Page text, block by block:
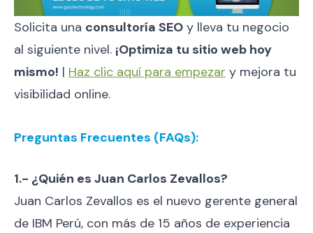
Solicita una consultoría SEO y lleva tu negocio
al siguiente nivel. ¡Optimiza tu sitio web hoy
mismo! | Haz clic aquí para empezar y mejora tu
visibilidad online.
Preguntas Frecuentes (FAQs):
1.- ¿Quién es Juan Carlos Zevallos?
Juan Carlos Zevallos es el nuevo gerente general
de IBM Perú, con más de 15 años de experiencia